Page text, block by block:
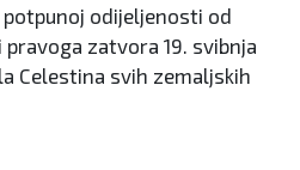
odijeljenosti od
pravoga zatvora 19. svibnja
Celestina svih zemaljskih